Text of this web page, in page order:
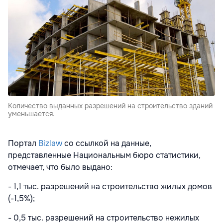
Количество выданных разрешений на строительство зданий
уменьшается.
Портал Bizlawсо ссылкой на данные,
представленные Национальным бюро статистики,
отмечает, что было выдано:
- 1,1 тыс. разрешений на строительство жилых домов
(-1,5%);
- 0,5 тыс. разрешений на строительство нежилых